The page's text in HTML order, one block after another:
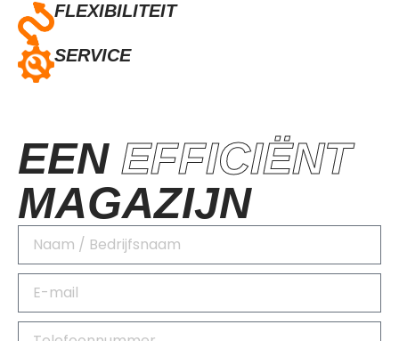
FLEXIBILITEIT
SERVICE
EEN EFFICIËNT
MAGAZIJN